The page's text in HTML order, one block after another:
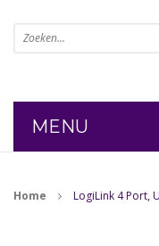
MENU
Home LogiLink 4 Port,